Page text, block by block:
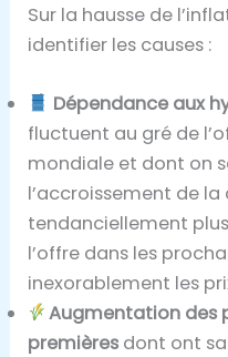
Sur la hausse de
identifier les causes :
Dépendance aux
fluctuent au gré de
mondiale et dont on
l’accroissement de
tendanciellement
l’offre dans les
inexorablement les
Augmentation des
premières dont ont